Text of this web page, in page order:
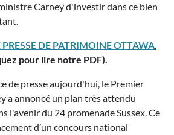
Carney d'investir dans ce bien
DE PATRIMOINE OTTAWA,
pour lire notre PDF).
de presse aujourd'hui, le Premier
a annoncé un plan très attendu
l'avenir du 24 promenade Sussex. Ce
d’un concours national